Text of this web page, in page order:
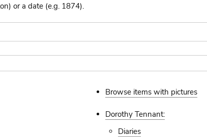
or a date (e.g. 1874).
Browse items with pictures
Dorothy Tennant:
Diaries